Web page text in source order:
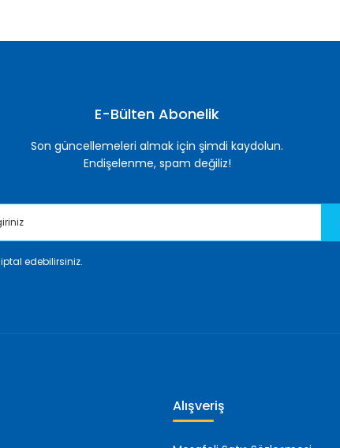
E-Bülten Abonelik
Son güncellemeleri almak için şimdi kaydolun.
Endişelenme, spam değiliz!
edebilirsiniz.
Alışveriş